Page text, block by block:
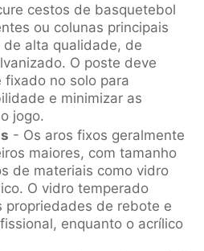
cestos de basquetebol
ou colunas principais
alta qualidade, de
O poste deve
no solo para
e minimizar as
jogo.
- Os aros fixos geralmente
maiores, com tamanho
de materiais como vidro
O vidro temperado
propriedades de rebote e
enquanto o acrílico